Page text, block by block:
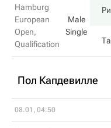
Hamburg
European
Open,
Qualification
Male
Single
Пол Капдевилле
08.01, 04:50